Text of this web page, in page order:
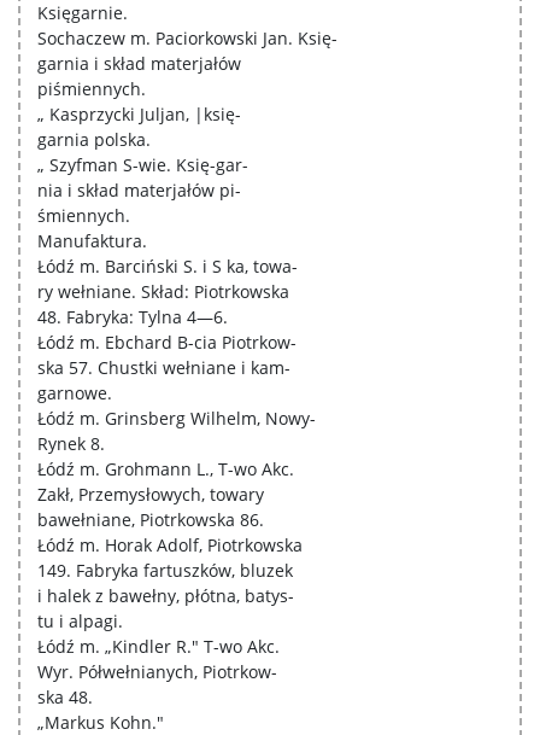
Księgarnie.
Sochaczew m. Paciorkowski Jan. Księ-
garnia i skład materjałów
piśmiennych.
„ Kasprzycki Juljan, |księ-
garnia polska.
„ Szyfman S-wie. Księ-gar-
nia i skład materjałów pi-
śmiennych.
Manufaktura.
Łódź m. Barciński S. i S ka, towa-
ry wełniane. Skład: Piotrkowska
48. Fabryka: Tylna 4—6.
Łódź m. Ebchard B-cia Piotrkow-
ska 57. Chustki wełniane i kam-
garnowe.
Łódź m. Grinsberg Wilhelm, Nowy-
Rynek 8.
Łódź m. Grohmann L., T-wo Akc.
Zakł, Przemysłowych, towary
bawełniane, Piotrkowska 86.
Łódź m. Horak Adolf, Piotrkowska
149. Fabryka fartuszków, bluzek
i halek z bawełny, płótna, batys-
tu i alpagi.
Łódź m. „Kindler R." T-wo Akc.
Wyr. Półwełnianych, Piotrkow-
ska 48.
„Markus Kohn."